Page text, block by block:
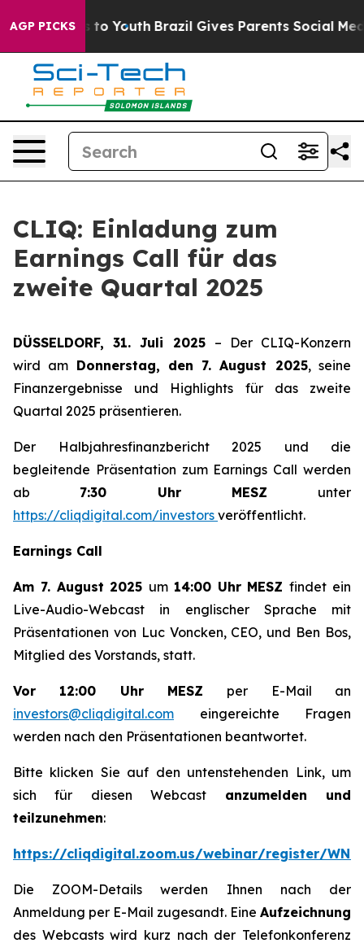
AGP PICKS
Harms to Youth Brazil Gives Parents Social Media
CLIQ: Einladung zum
Earnings Call für das
zweite Quartal 2025
DÜSSELDORF, 31. Juli 2025 – Der CLIQ-Konzern
wird am Donnerstag, den 7. August 2025, seine
Finanzergebnisse und Highlights für das zweite
Quartal 2025 präsentieren.
Der Halbjahresfinanzbericht 2025 und die
begleitende Präsentation zum Earnings Call werden
ab 7:30 Uhr MESZ unter
https://cliqdigital.com/investors veröffentlicht.
Earnings Call
Am 7. August 2025 um 14:00 Uhr MESZfindet ein
Live-Audio-Webcast in englischer Sprache mit
Präsentationen von Luc Voncken, CEO, und Ben Bos,
Mitglied des Vorstands, statt.
Vor 12:00 Uhr MESZ per E-Mail an
investors@cliqdigital.com eingereichte Fragen
werden nach den Präsentationen beantwortet.
Bitte klicken Sie auf den untenstehenden Link, um
sich für diesen Webcast anzumelden und
teilzunehmen:
https://cliqdigital.zoom.us/webinar/register/
Die ZOOM-Details werden Ihnen nach der
Anmeldung per E-Mail zugesandt. Eine Aufzeichnung
des Webcasts wird kurz nach der Telefonkonferenz